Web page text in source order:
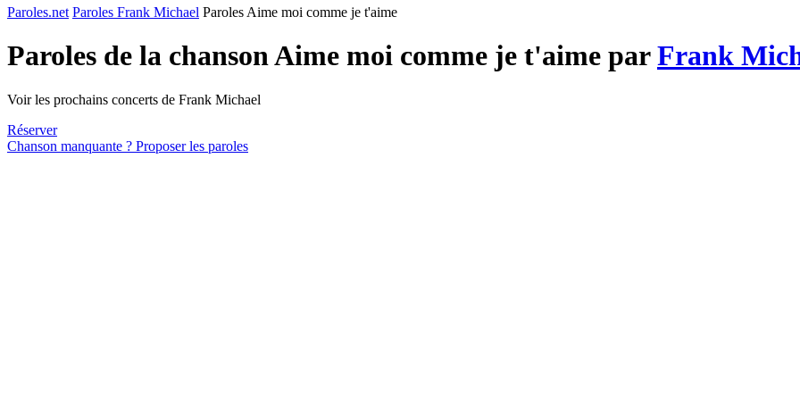
Paroles.net Paroles Frank Michael Paroles Aime moi comme je t'aime
Paroles de la chanson Aime moi comme je t'aime parFrank
Voir les prochains concerts de Frank Michael
Réserver
Chanson manquante ? Proposer les paroles